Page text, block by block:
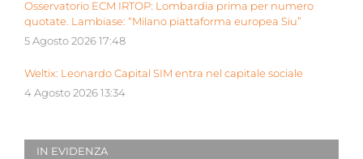
Osservatorio ECM IRTOP: Lombardia prima per numero
quotate. Lambiase: “Milano piattaforma europea Siu”
5 Agosto 2026 17:48
Weltix: Leonardo Capital SIM entra nel capitale sociale
4 Agosto 2026 13:34
IN EVIDENZA